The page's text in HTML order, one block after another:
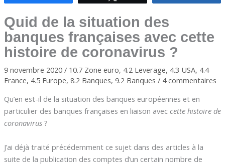
Quid de la situation des
banques françaises avec cette
histoire de coronavirus ?
9 novembre 2020 / 10.7 Zone euro, 4.2 Leverage, 4.3 USA, 4.4
France, 4.5 Europe, 8.2 Banques, 9.2 Banques / 4 commentaires
Qu’en est-il de la situation des banques européennes et en
particulier des banques françaises en liaison avec cette histoire de
coronavirus?
J’ai déjà traité précédemment ce sujet dans des articles à la
suite de la publication des comptes d’un certain nombre de